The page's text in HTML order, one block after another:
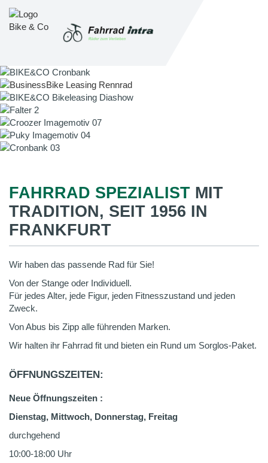
FAHRRAD SPEZIALIST MIT
TRADITION, SEIT 1956 IN
FRANKFURT
Wir haben das passende Rad für Sie!
Von der Stange oder Individuell.
Für jedes Alter, jede Figur, jeden Fitnesszustand und jeden
Zweck.
Von Abus bis Zipp alle führenden Marken.
Wir halten ihr Fahrrad fit und bieten ein Rund um Sorglos-Paket.
ÖFFNUNGSZEITEN:
Neue Öffnungszeiten :
Dienstag, Mittwoch, Donnerstag, Freitag
durchgehend
10:00-18:00 Uhr